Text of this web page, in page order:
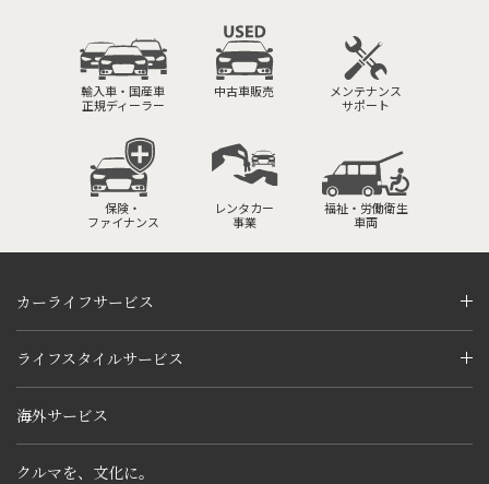
輸入車・国産車
正規ディーラー
中古車販売
メンテナンス
サポート
保険・
ファイナンス
レンタカー
事業
福祉・労働衛生
車両
カーライフサービス
ライフスタイルサービス
海外サービス
クルマを、文化に。